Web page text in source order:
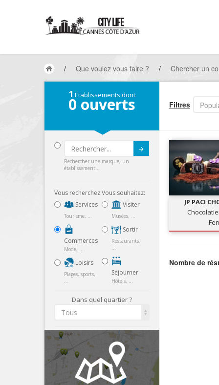
/ Que voulez vous faire ? / Chercher un
1 Établissements dont
0 ouverts
Submit
Rechercher une marque, un
établissement...
Vous recherchez:
Services
Tourisme, ...
Commerces
Mode, ...
Loisirs
Plages, sports,
...
Vous souhaitez:
Visiter
Musées, ...
Sortir
Restaurants,
...
Séjourner
Hôtels, ...
Dans quel quartier ?
Tous
Filtres
JP PACI
Nombre de